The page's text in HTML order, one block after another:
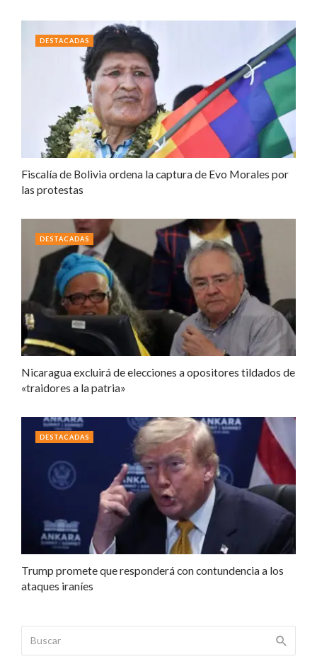
Fiscalía de Bolivia ordena la captura de Evo Morales por
las protestas
DESTACADAS
Nicaragua excluirá de elecciones a opositores tildados de
«traidores a la patria»
DESTACADAS
Trump promete que responderá con contundencia a los
ataques iraníes
DESTACADAS